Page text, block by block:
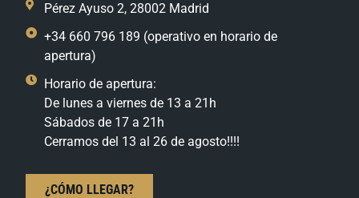
Pérez Ayuso 2, 28002 Madrid
+34 660 796 189 (operativo en horario de
apertura)
Horario de apertura:
De lunes a viernes de 13 a 21h
Sábados de 17 a 21h
Cerramos del 13 al 26 de agosto!!!!
¿CÓMO LLEGAR?